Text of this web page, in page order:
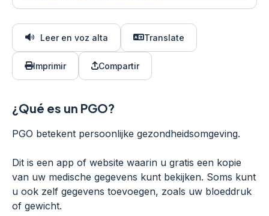
Leer en voz alta Translate
Imprimir Compartir
¿Qué es un PGO?
PGO betekent persoonlijke gezondheidsomgeving.
Dit is een app of website waarin u gratis een kopie
van uw medische gegevens kunt bekijken. Soms kunt
u ook zelf gegevens toevoegen, zoals uw bloeddruk
of gewicht.